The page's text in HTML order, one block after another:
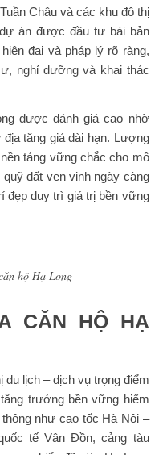
Châu và các khu đô thị
án được đầu tư bài bản
đại và pháp lý rõ ràng,
nghỉ dưỡng và khai thác
được đánh giá cao nhờ
tăng giá dài hạn. Lượng
tảng vững chắc cho mô
đất ven vịnh ngày càng
đẹp duy trì giá trị bền vững
hộ Hạ Long
CĂN HỘ HẠ
du lịch – dịch vụ trọng điểm
trưởng bền vững hiếm
như cao tốc Hà Nội –
tế Vân Đồn, cảng tàu